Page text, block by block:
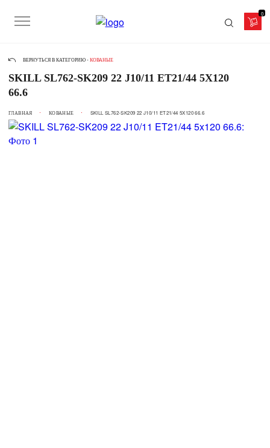
0
ВЕРНУТЬСЯ В КАТЕГОРИЮ - КОВАНЫЕ
SKILL SL762-SK209 22 J10/11 ET21/44 5X120
66.6
ГЛАВНАЯ КОВАНЫЕ SKILL SL762-SK209 22 J10/11 ET21/44 5X120 66.6